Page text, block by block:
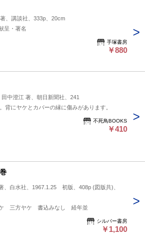
、講談社、333p、20cm
呈・署名
手塚書房
￥880
田中澄江 著、朝日新聞社、241
背にヤケとカバーの縁に傷みがあります。
不死鳥BOOKS
￥410
、白水社、1967.1.25 初版、408p (図版共)、
三方ヤケ 書込みなし 経年並
シルバー書房
￥1,100